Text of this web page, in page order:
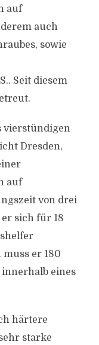
auf
auch
sowie
Seit diesem
vierstündigen
Dresden,
auf
von drei
sich für 18
er 180
eines
härtere
starke